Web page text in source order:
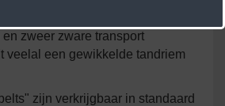
zweer zware transport
veelal een gewikkelde tandriem
zijn verkrijgbaar in standaard